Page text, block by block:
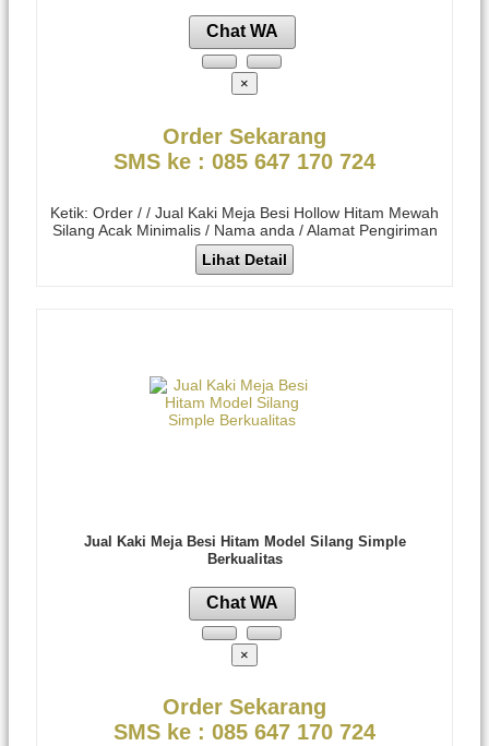
Chat WA
×
Order Sekarang
SMS ke : 085 647 170 724
Ketik: Order / / Jual Kaki Meja Besi Hollow Hitam Mewah
Silang Acak Minimalis / Nama anda / Alamat Pengiriman
Lihat Detail
Jual Kaki Meja Besi Hitam Model Silang Simple
Berkualitas
Chat WA
×
Order Sekarang
SMS ke : 085 647 170 724